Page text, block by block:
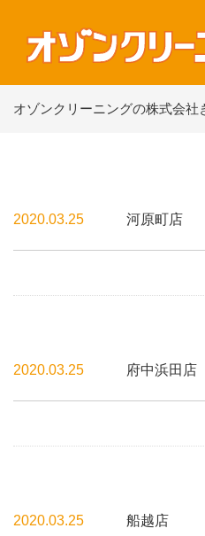
オゾンクリーニングの株式会社
2020.03.25 河原町店
2020.03.25 府中浜田店
2020.03.25 船越店